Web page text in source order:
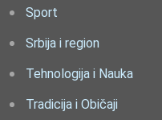
Sport
Srbija i region
Tehnologija i Nauka
Tradicija i Običaji